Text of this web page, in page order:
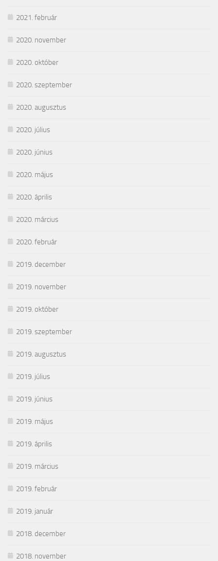
2021. február
2020. november
2020. október
2020. szeptember
2020. augusztus
2020. július
2020. június
2020. május
2020. április
2020. március
2020. február
2019. december
2019. november
2019. október
2019. szeptember
2019. augusztus
2019. július
2019. június
2019. május
2019. április
2019. március
2019. február
2019. január
2018. december
2018. november